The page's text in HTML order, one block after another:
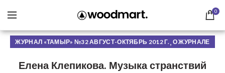
0
ЖУРНАЛ «ТАМЫР» №32 АВГУСТ-ОКТЯБРЬ 2012 Г. , О ЖУРНАЛЕ
Елена Клепикова. Музыка странствий